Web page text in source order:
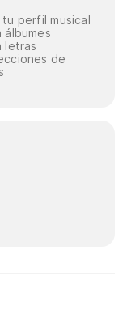
tu perfil musical
álbumes
letras
de